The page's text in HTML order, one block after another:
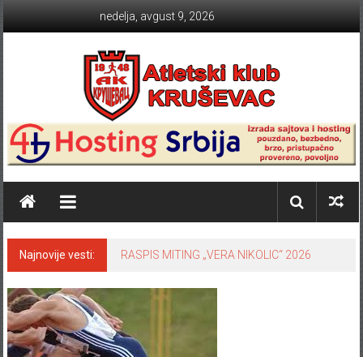
nedelja, avgust 9, 2026
Atletski klub KRUŠEVAC
Najnovije vesti: RASPIS MITING „VERA NIKOLIC“ 2026